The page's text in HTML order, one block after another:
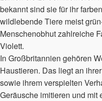
bekannt sind sie für ihr
wildlebende Tiere meist
Menschenobhut zahlreiche
Violett.
In Großbritannien gehören
Haustieren. Das liegt an
sowie ihrem verspielten
Geräusche imitieren und